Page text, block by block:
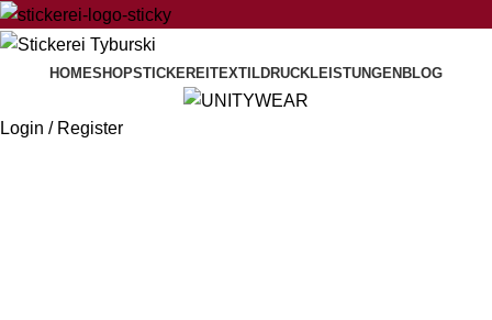
HOMESHOPSTICKEREITEXTILDRUCKLEISTUNGENBLOG
Login / Register